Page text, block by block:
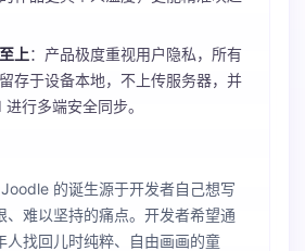
上：产品极度重视用户隐私，所有
存于设备本地，不上传服务器，并
行多端安全同步。
Joodle 的诞生源于开发者自己想写
、难以坚持的痛点。开发者希望通
人找回儿时纯粹、自由画画的童